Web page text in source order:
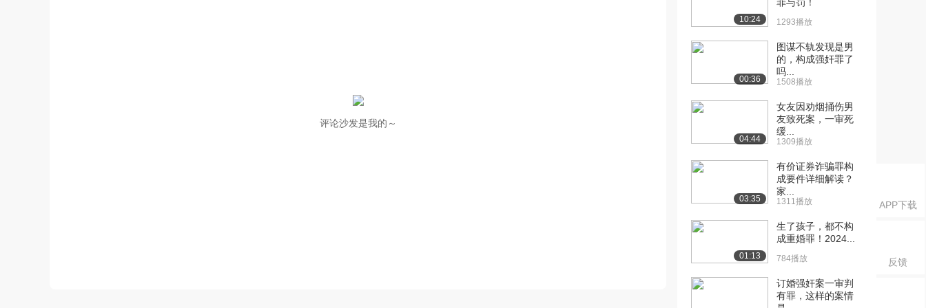
APP下载
反馈
评论沙发是我的～
10:24 1293播放
00:36
图谋不轨发现是男
的，构成强奸罪了
吗...
1508播放
04:44
女友因劝烟捅伤男
友致死案，一审死
缓...
1309播放
03:35
有价证券诈骗罪构
成要件详细解读？
家...
1311播放
01:13
生了孩子，都不构
成重婚罪！2024...
784播放
订婚强奸案一审判
有罪，这样的案情